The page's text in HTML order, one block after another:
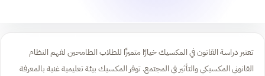
تعتبر دراسة القانون في المكسيك خيارًا متميزًا للطلاب الطامحين لفهم النظام
القانوني المكسيكي والتأثير في المجتمع. توفر المكسيك بيئة تعليمية غنية بالمعرفة